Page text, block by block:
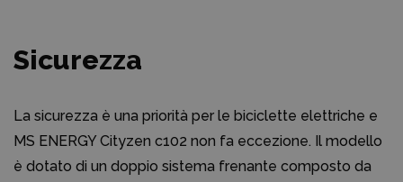
Sicurezza
La sicurezza è una priorità per le biciclette elettriche e
MS ENERGY Cityzen c102 non fa eccezione. Il modello
è dotato di un doppio sistema frenante composto da